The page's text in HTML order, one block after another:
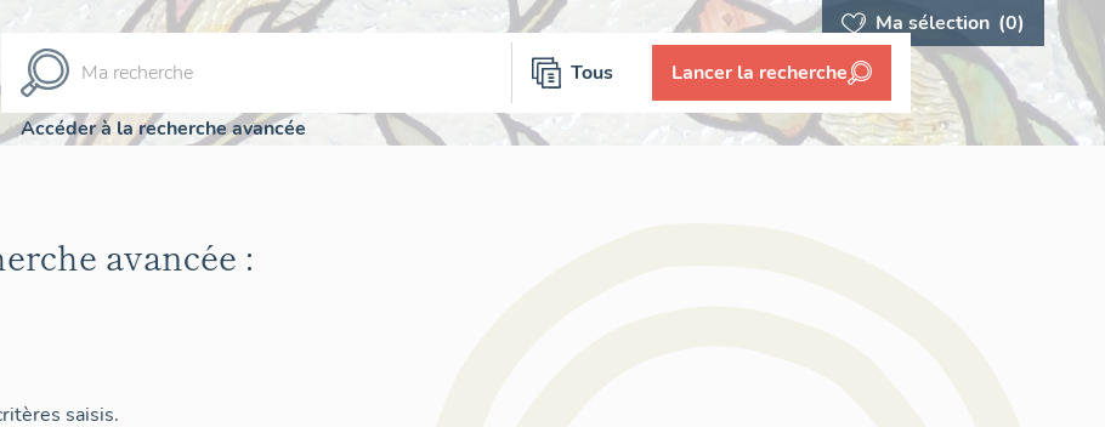
Ma sélection (0)
Tous Lancer la recherche
Accéder à la recherche avancée
avancée :
saisis.